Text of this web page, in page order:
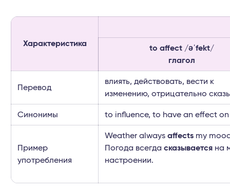
Характеристика
to affect /əˈfekt/
глагол
Перевод
влиять, действовать, вести к
изменению, отрицательно
Синонимы to influence, to have an effect on
Пример
употребления
Weather always affects my
Погода всегда сказывается на
настроении.